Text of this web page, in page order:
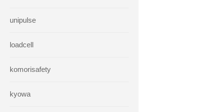
unipulse
loadcell
komorisafety
kyowa